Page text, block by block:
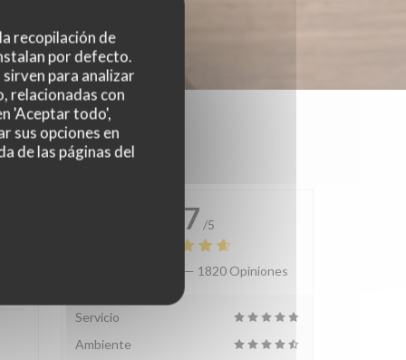
recopilación de
por defecto.
para analizar
relacionadas con
'Aceptar todo',
sus opciones en
de las páginas del
4.7 /5
Valoración media — 1820 Opiniones
Servicio
Ambiente